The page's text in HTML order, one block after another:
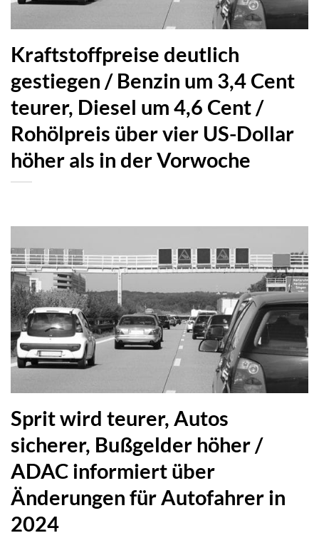
Kraftstoffpreise deutlich
gestiegen / Benzin um 3,4 Cent
teurer, Diesel um 4,6 Cent /
Rohölpreis über vier US-Dollar
höher als in der Vorwoche
Sprit wird teurer, Autos
sicherer, Bußgelder höher /
ADAC informiert über
Änderungen für Autofahrer in
2024